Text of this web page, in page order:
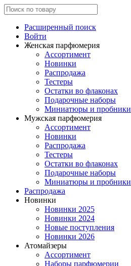
Расширенный поиск
Войти
Женская парфюмерия
Ассортимент
Новинки
Распродажа
Тестеры
Остатки во флаконах
Подарочные наборы
Миниатюры и пробники
Мужская парфюмерия
Ассортимент
Новинки
Распродажа
Тестеры
Остатки во флаконах
Подарочные наборы
Миниатюры и пробники
Распродажа
Новинки
Новинки 2025
Новинки 2024
Новые поступления
Новинки 2026
Атомайзеры
Ассортимент
Наборы парфюмерии